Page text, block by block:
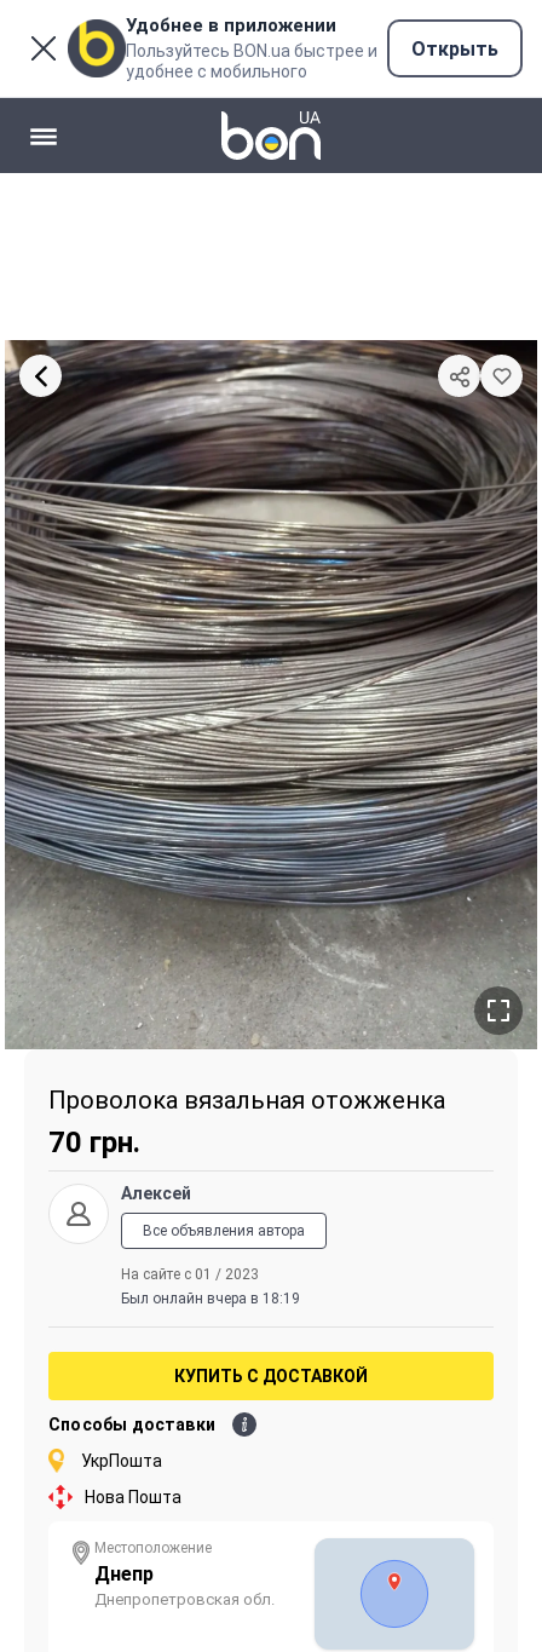
Удобнее в приложении
Пользуйтесь BON.ua быстрее и
удобнее с мобильного
Открыть
Проволока вязальная отожженка
70 грн.
Алексей
Все объявления автора
На сайте с 01 / 2023
Был онлайн вчера в 18:19
КУПИТЬ С ДОСТАВКОЙ
Способы доставки
УкрПошта
Нова Пошта
Местоположение
Днепр
Днепропетровская обл.